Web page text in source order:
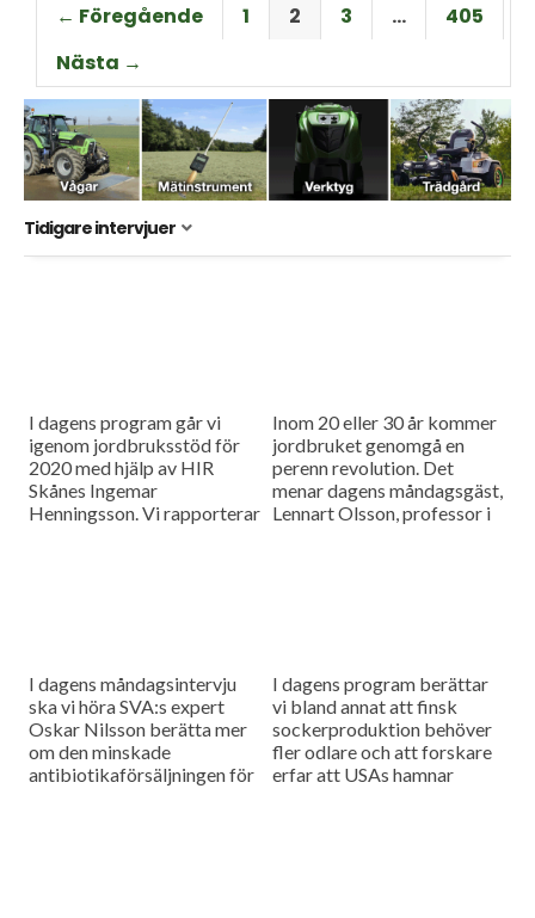
← Föregående 1 2 3 …
405
Nästa →
Tidigare intervjuer
I dagens program går vi
igenom jordbruksstöd för
2020 med hjälp av HIR
Skånes Ingemar
Henningsson. Vi rapporterar
Inom 20 eller 30 år kommer
jordbruket genomgå en
perenn revolution. Det
menar dagens måndagsgäst,
Lennart Olsson, professor i
I dagens måndagsintervju
ska vi höra SVA:s expert
Oskar Nilsson berätta mer
om den minskade
antibiotikaförsäljningen för
I dagens program berättar
vi bland annat att finsk
sockerproduktion behöver
fler odlare och att forskare
erfar att USAs hamnar